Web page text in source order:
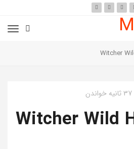
37 ثانیه خواندن